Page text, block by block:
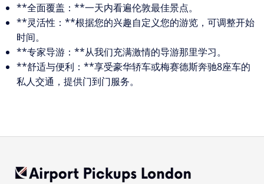
**全面覆盖：**一天内看遍伦敦最佳景点。
**灵活性：**根据您的兴趣自定义您的游览，可调整开始
时间。
**专家导游：**从我们充满激情的导游那里学习。
**舒适与便利：**享受豪华轿车或梅赛德斯奔驰8座车的
私人交通，提供门到门服务。